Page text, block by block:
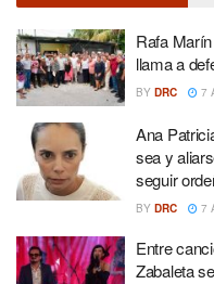
Rafa
llama a
BY DRC 7
Ana
sea y
seguir
BY DRC 7
Entre
Zabaleta